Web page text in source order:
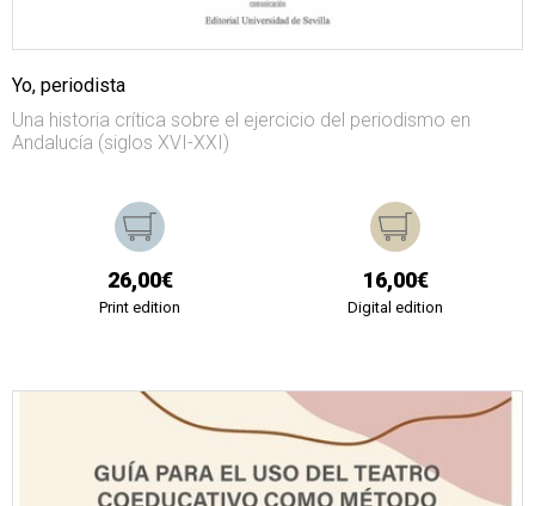
Yo, periodista
Una historia crítica sobre el ejercicio del periodismo en
Andalucía (siglos XVI-XXI)
26,00€
Print edition
16,00€
Digital edition